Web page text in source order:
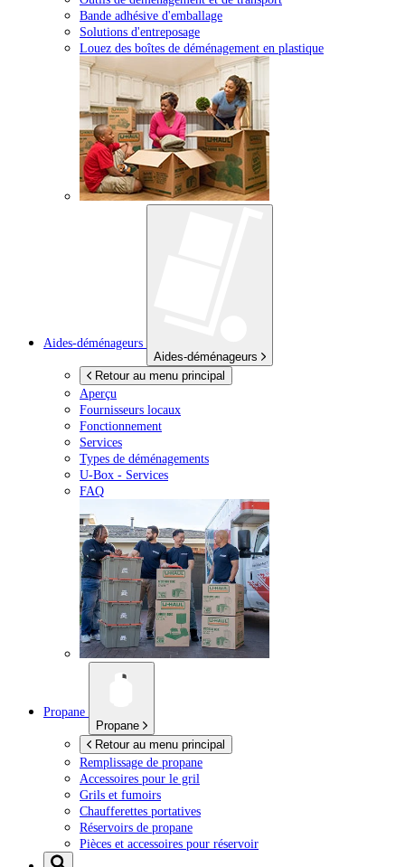
Bande adhésive d'emballage
Solutions d'entreposage
Louez des boîtes de déménagement en plastique
Aides-déménageurs
Aides-déménageurs
Retour au menu principal
Aperçu
Fournisseurs locaux
Fonctionnement
Services
Types de déménagements
U-Box - Services
FAQ
Propane
Propane
Retour au menu principal
Remplissage de propane
Accessoires pour le gril
Grils et fumoirs
Chaufferettes portatives
Réservoirs de propane
Pièces et accessoires pour réservoir